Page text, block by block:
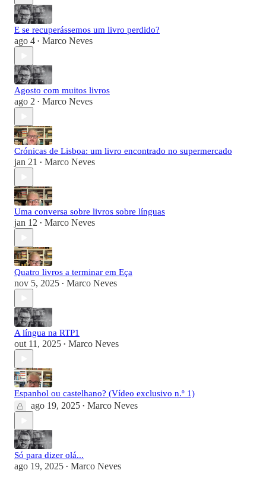
E se recuperássemos um livro perdido?
ago 4 • Marco Neves
Agosto com muitos livros
ago 2 • Marco Neves
Crónicas de Lisboa: um livro encontrado no supermercado
jan 21 • Marco Neves
Uma conversa sobre livros sobre línguas
jan 12 • Marco Neves
Quatro livros a terminar em Eça
nov 5, 2025 • Marco Neves
A língua na RTP1
out 11, 2025 • Marco Neves
Espanhol ou castelhano? (Vídeo exclusivo n.º 1)
ago 19, 2025 • Marco Neves
Só para dizer olá...
ago 19, 2025 • Marco Neves